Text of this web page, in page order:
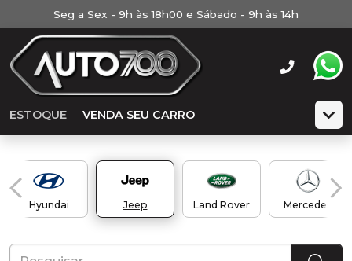
Seg a Sex - 9h às 18h00 e Sábado - 9h às 14h
ESTOQUE VENDA SEU CARRO
Hyundai Jeep Land Rover Mercedes